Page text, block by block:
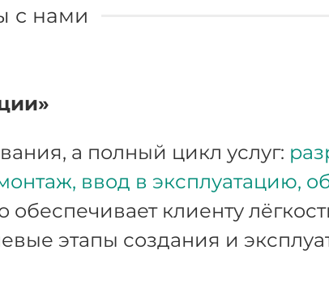
с нами
а полный цикл услуг:
ввод в эксплуатацию,
обеспечивает клиенту
этапы создания и